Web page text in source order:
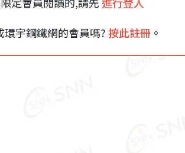
環宇鋼鐵網的會員嗎?按此註冊 。